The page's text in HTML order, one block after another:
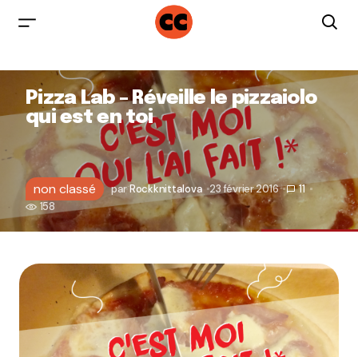
Pizza Lab – Réveille le pizzaiolo
qui est en toi
non classé parRockknittalova 23 février 2016
11
158